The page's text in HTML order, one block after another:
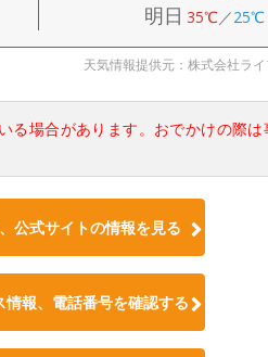
明日 35℃／25℃
天気情報提供元：株式会社ラ
る場合があります。おでかけの際は
公式サイトの情報を見る
情報、電話番号を確認する